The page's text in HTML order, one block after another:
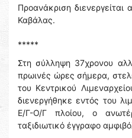
Προανάκριση διενεργείται
Καβάλας.
*****
Στη σύλληψη 37χρονου
πρωινές ώρες σήμερα,
του Κεντρικού
διενεργήθηκε εντός του
Ε/Γ-Ο/Γ πλοίου, ο
ταξιδιωτικό έγγραφο